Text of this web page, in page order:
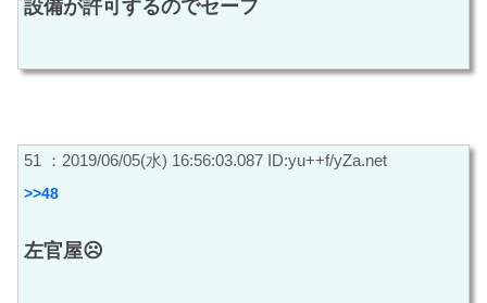
設備が許可するのでセーフ
51 ：2019/06/05(水) 16:56:03.087 ID:yu++f/yZa.net
>>48
左官屋☹